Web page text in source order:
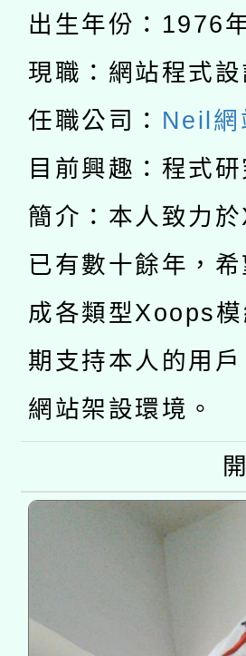
招)
本館辦理
暨閱讀推動
科技賦能─
礎課程
A3數位素養
「數位內容
pilot」
有關大陸委
薪期間赴陸
轉知經濟
業技術研究
用水績優單
動」
桃園市孔廟
開 智慧啟航
2026年桃
出生年份：1976
現職：網站程式設
任職公司： Neil網
目前興趣：程式
簡介：本人致力
已有數十餘年，
成各類型Xoops
期支持本人的用
網站架設環境。